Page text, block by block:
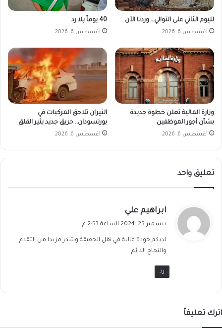
لليوم الثاني على التوالي… وردنا الآن
أغسطس 6, 2026
40 يوماً بلا رد
أغسطس 6, 2026
وزارة المالية تعلن خطوة جديدة
بشأن أجور الموظفين
أغسطس 6, 2026
النيران تلاحق المركبات في
بورتسودان.. حريق جديد يثير القلق
أغسطس 6, 2026
تعليق واحد
ل
ابراهيم علي:
ديسمبر 25, 2024 الساعة 2:53 م
لديكم جودة عالية في نقل الحقيقة وشكر مزيدا من التقدم
والنجاح الدائم
رد
اترك تعليقاً